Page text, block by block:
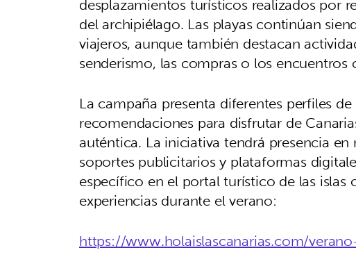
del archipiélago. Las playas continúan
viajeros, aunque también destacan
senderismo, las compras o los
La campaña presenta diferentes perfiles
recomendaciones para disfrutar de
auténtica. La iniciativa tendrá presencia
soportes publicitarios y plataformas
específico en el portal turístico de las islas
experiencias durante el verano:
https://www.holaislascanarias.com/